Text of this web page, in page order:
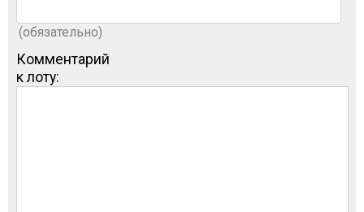
(обязательно)
Комментарий
к лоту: